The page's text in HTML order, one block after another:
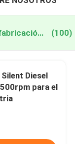
perkins silent diesel generator fabricación en línea (100)
Diesel
para el